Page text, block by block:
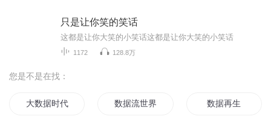
只是让你笑的笑话
这都是让你大笑的小笑话这都是让你大笑的小笑话
1172 128.8万
您是不是在找：
大数据时代 数据流世界 数据再生